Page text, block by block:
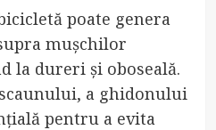
poate genera
mușchilor
la dureri și oboseală.
a ghidonului
pentru a evita